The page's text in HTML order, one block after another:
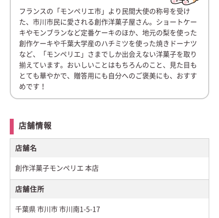
フランスの「モンペリエ市」より民間大使の称号を受け
た、市川市民に愛される創作洋菓子屋さん。ショートケー
キやモンブランなど定番ケーキのほか、地元の梨を使った
創作ケーキや千葉大学産のハチミツを使った焼きドーナツ
など、「モンペリエ」さまでしか出会えない洋菓子を取り
揃えています。おいしいことはもちろんのこと、見た目も
とても華やかで、贈答用にも自分へのご褒美にも、おすす
めです！
店舗情報
店舗名
創作洋菓子モンペリエ 本店
店舗住所
千葉県 市川市 市川南1-5-17